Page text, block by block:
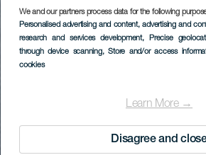
We and our partners process data for the following
Personalised advertising and content, advertising and
research and services development, Precise
through device scanning, Store and/or access
cookies
Learn More →
Disagree and